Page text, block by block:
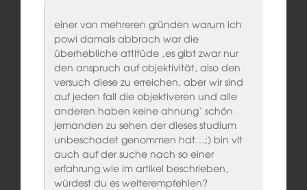
einer von mehreren gründen warum ich
powi damals abbrach war die
überhebliche attitüde ‚es gibt zwar nur
den anspruch auf objektivität, also den
versuch diese zu erreichen, aber wir sind
auf jeden fall die objektiveren und alle
anderen haben keine ahnung‘ schön
jemanden zu sehen der dieses studium
unbeschadet genommen hat…;) bin vlt
auch auf der suche nach so einer
erfahrung wie im artikel beschrieben,
würdest du es weiterempfehlen?